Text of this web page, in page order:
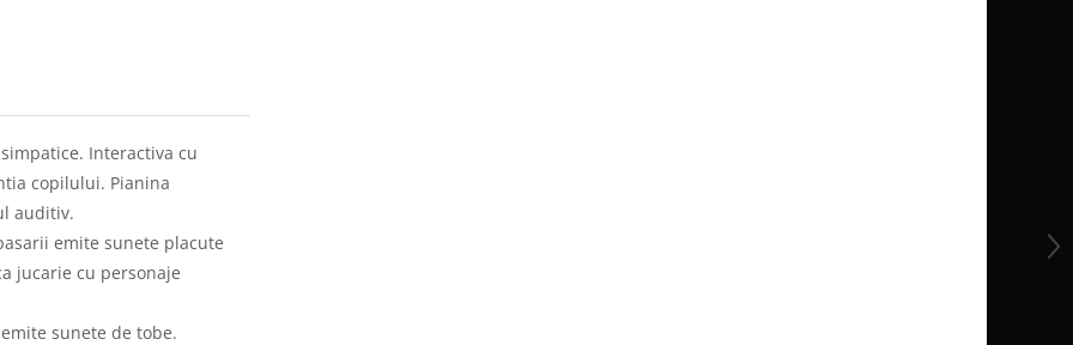
Interactiva cu
copilului. Pianina
auditiv.
emite sunete placute
jucarie cu personaje
sunete de tobe.